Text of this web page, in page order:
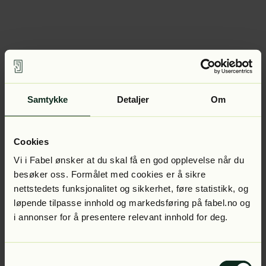
Samtykke Detaljer Om
Cookies
Vi i Fabel ønsker at du skal få en god opplevelse når du
besøker oss. Formålet med cookies er å sikre
nettstedets funksjonalitet og sikkerhet, føre statistikk, og
løpende tilpasse innhold og markedsføring på fabel.no og
i annonser for å presentere relevant innhold for deg.